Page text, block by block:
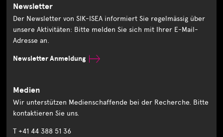
Newsletter
Der Newsletter von SIK-ISEA informiert Sie regelmässig über
unsere Aktivitäten: Bitte melden Sie sich mit Ihrer E-Mail-
Adresse an.
Newsletter Anmeldung
Medien
Wir unterstützen Medienschaffende bei der Recherche. Bitte
kontaktieren Sie uns.
T +41 44 388 51 36